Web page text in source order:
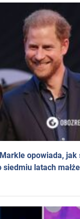
opowiada, jak
siedmiu latach